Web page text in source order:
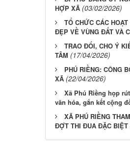
HỢP XÃ (03/02/2026)
TỔ CHỨC CÁC
ĐẸP VỀ VÙNG ĐẤT VÀ
TRAO ĐỔI, CHO Ý
TÂM (17/04/2026)
PHÚ RIỀNG: CÔNG
XÃ (22/04/2026)
Xã Phú Riềng họp
văn hóa, gắn kết cộng
XÃ PHÚ RIỀNG
ĐỢT THI ĐUA ĐẶC BIỆT